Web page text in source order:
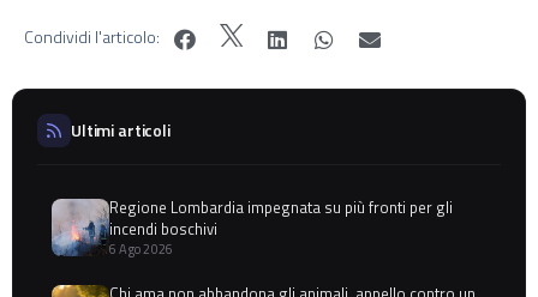
Condividi l'articolo:
Ultimi articoli
Regione Lombardia impegnata su più fronti per gli
incendi boschivi
6 Ago 2026